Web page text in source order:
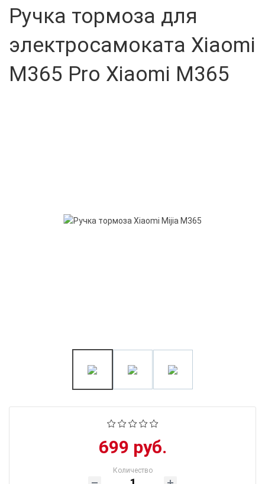
Ручка тормоза для
электросамоката Xiaomi
М365 Pro Xiaomi M365
699 руб.
Количество